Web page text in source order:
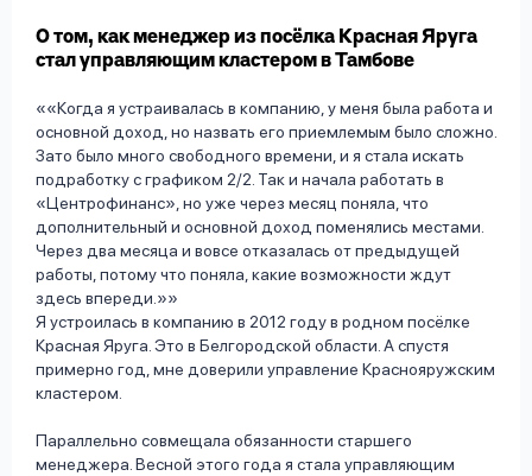
О том, как менеджер из посёлка Красная Яруга
стал управляющим кластером в Тамбове
«Когда я устраивалась в компанию, у меня была работа и
основной доход, но назвать его приемлемым было сложно.
Зато было много свободного времени, и я стала искать
подработку с графиком 2/2. Так и начала работать в
«Центрофинанс», но уже через месяц поняла, что
дополнительный и основной доход поменялись местами.
Через два месяца и вовсе отказалась от предыдущей
работы, потому что поняла, какие возможности ждут
здесь впереди.»
Я устроилась в компанию в 2012 году в родном посёлке
Красная Яруга. Это в Белгородской области. А спустя
примерно год, мне доверили управление Краснояружским
кластером.
Параллельно совмещала обязанности старшего
менеджера. Весной этого года я стала управляющим